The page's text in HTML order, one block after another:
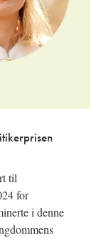
til
for
i denne